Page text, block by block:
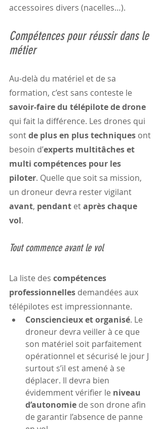
accessoires divers (nacelles…).
Compétences pour réussir dans le
métier
Au-delà du matériel et de sa
formation, c’est sans conteste le
savoir-faire du télépilote de drone
qui fait la différence. Les drones qui
sont de plus en plus techniques ont
besoin d’experts multitâches et
multi compétences pour les
piloter. Quelle que soit sa mission,
un droneur devra rester vigilant
avant, pendant et après chaque
vol.
Tout commence avant le vol
La liste des compétences
professionnelles demandées aux
télépilotes est impressionnante.
Consciencieux et organisé. Le
droneur devra veiller à ce que
son matériel soit parfaitement
opérationnel et sécurisé le jour J
surtout s’il est amené à se
déplacer. Il devra bien
évidemment vérifier le niveau
d’autonomie de son drone afin
de garantir l’absence de panne